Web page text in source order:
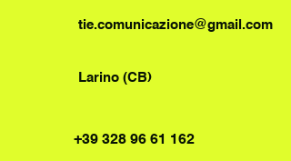
tie.comunicazione@gmail.com
Larino (CB)
+39 328 96 61 162